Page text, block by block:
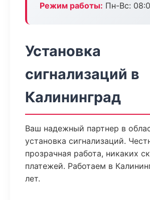
Режим работы: Пн-Вс:
Установка
сигнализаций в
Калининград
Ваш надежный партнер в
установка сигнализаций.
прозрачная работа, никаких
платежей. Работаем в
лет.